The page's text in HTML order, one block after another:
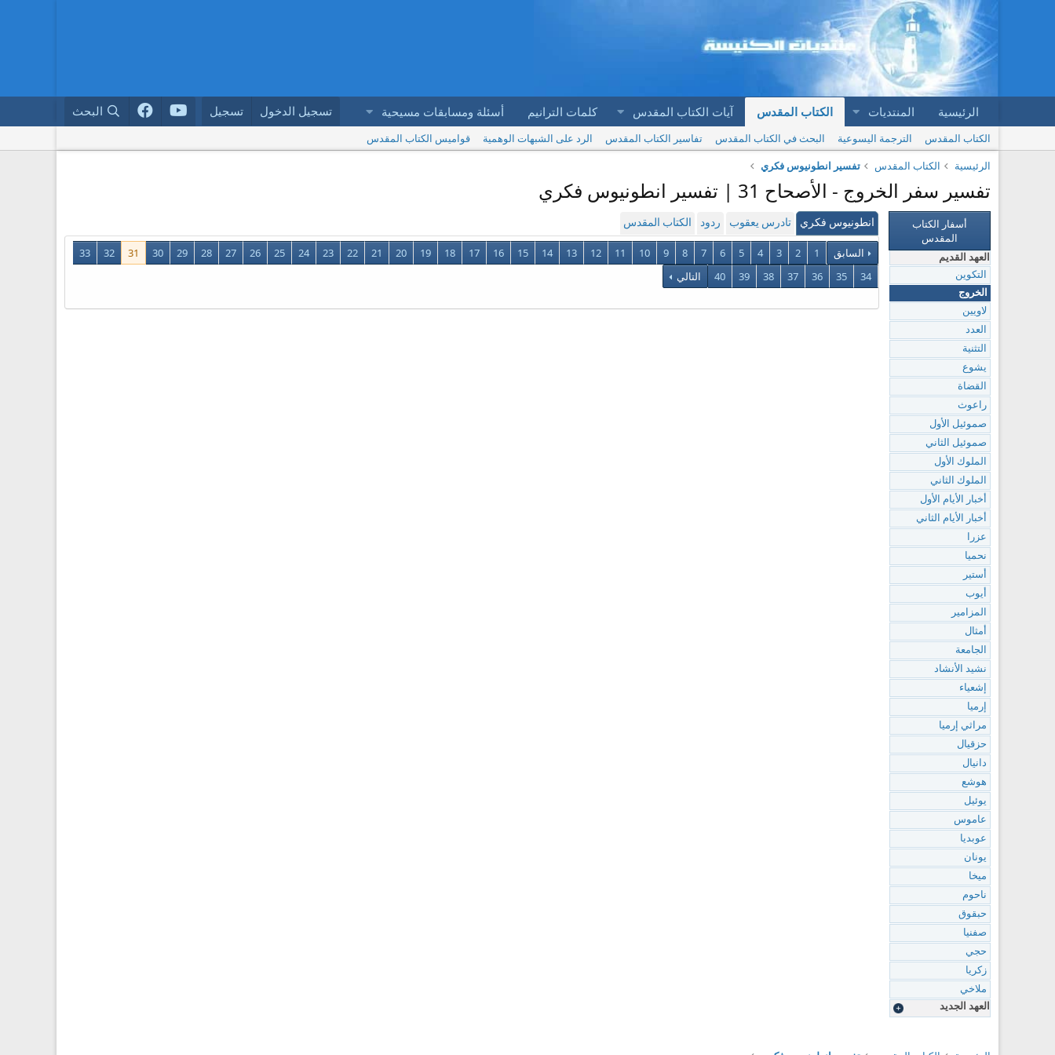
الرئيسية المنتديات الكتاب المقدس آيات الكتاب المقدس كلمات الترانيم أسئلة ومسابقات مسيحية تسجيل الدخول تسجيل البحث
الكتاب المقدس الترجمة اليسوعية البحث في الكتاب المقدس تفاسير الكتاب المقدس الرد على الشبهات الوهمية
قواميس الكتاب المقدس
الرئيسية
الكتاب المقدس تفسير انطونيوس فكري
تفسير سفر الخروج - الأصحاح 31 | تفسير انطونيوس فكري
انطونيوس فكري تادرس يعقوب ردود الكتاب المقدس
السابق 1
2
3
4
5
6
7
8
9
10
11
12
13
14
15
16
17
18
19
20
21
22
23
24
25
26
27
28
29
30
31
32
33
34
35
36
37
38
39
40 التالي
أسفار الكتاب
المقدس
العهد القديم
التكوين
الخروج
لاويين
العدد
التثنية
يشوع
القضاة
راعوث
صموئيل الأول
صموئيل الثاني
الملوك الأول
الملوك الثاني
أخبار الأيام الأول
أخبار الأيام الثاني
عزرا
نحميا
أستير
أيوب
المزامير
أمثال
الجامعة
نشيد الأنشاد
إشعياء
إرميا
مراثي إرميا
حزقيال
دانيال
هوشع
يوئيل
عاموس
عوبديا
يونان
ميخا
ناحوم
حبقوق
صفنيا
حجي
زكريا
ملاخي
العهد الجديد